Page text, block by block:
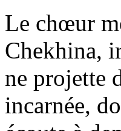
Le chœur
Chekhina,
ne projette
incarnée,